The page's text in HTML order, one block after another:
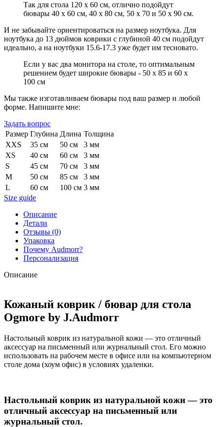
Так для стола 120 х 60 см, отлично подойдут
бювары 40 х 60 см, 40 х 80 см, 50 х 70 и 50 х 90 см.
И не забывайте ориентироваться на размер ноутбука. Для
ноутбука до 13 дюймов коврики с глубиной 40 см подойдут
идеально, а на ноутбуки 15.6-17.3 уже будет им тесновато.
Если у вас два монитора на столе, то оптимальным
решением будет широкие бювары - 50 х 85 и 60 х
100 см
Мы также изготавливаем бювары под ваш размер и любой
форме. Напишите мне:
Задать вопрос
Размер Глубина Длина Толщина
XXS
35 см 50 см
3 мм
XS
40 см 60 см
3 мм
S
45 см 70 см
3 мм
M
50 см 85 см
3 мм
L
60 см 100 см 3 мм
Size guide
Описание
Детали
Отзывы (0)
Упаковка
Почему Audmorr?
Персонализация
Описание
Кожаный коврик / бювар для стола
Ogmore by J.Audmorr
Настольный коврик из натуральной кожи — это отличный
аксессуар на письменный или журнальный стол. Его можно
использовать на рабочем месте в офисе или на компьютерном
столе дома (хоум офис) в условиях удаленки.
Настольный коврик из натуральной кожи — это
отличный аксессуар на письменный или
журнальный стол.